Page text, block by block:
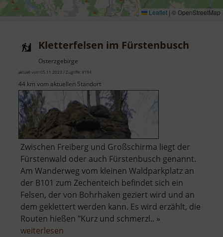
Leaflet | © OpenStreetMap
Kletterfelsen im Fürstenbusch
Osterzgebirge
aktuell vom 05.11.2023 / Zugriffe: 4194
44 km vom aktuellen Standort
Zwischen Freiberg und Großschirma liegt der
Fürstenwald oder auch Fürstenbusch genannt.
Am Wanderweg vom kleinen Waldparkplatz an
der B101 zum Zechenteich befindet sich ein
Felsen, der von Bohrhaken geziert wird und an
dem geklettert werden kann. Es wird erzählt, die
Routen hießen "Kurz und schmerzl.. »
weiterlesen